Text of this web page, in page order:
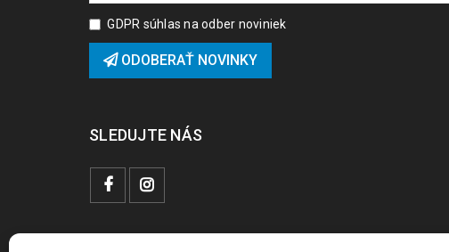
GDPR súhlas na odber noviniek
ODOBERAŤ NOVINKY
SLEDUJTE NÁS